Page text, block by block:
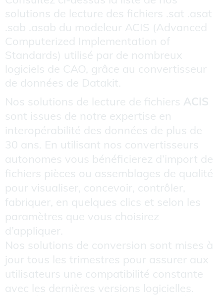
solutions de lecture des fichiers .sat .asat
.sab .asab du modeleur ACIS (Advanced
Computerized Implementation of
Standards) utilisé par de nombreux
logiciels de CAO, grâce au convertisseur
de données de Datakit.
Nos solutions de lecture de fichiers ACIS
sont issues de notre expertise en
interopérabilité des données de plus de
30 ans. En utilisant nos convertisseurs
autonomes vous bénéficierez d’import de
fichiers pièces ou assemblages de qualité
pour visualiser, concevoir, contrôler,
fabriquer, en quelques clics et selon les
paramètres que vous choisirez
d’appliquer.
Nos solutions de conversion sont mises à
jour tous les trimestres pour assurer aux
utilisateurs une compatibilité constante
avec les dernières versions logicielles.